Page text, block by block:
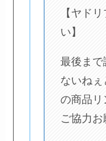
【ヤド
い】
最後まで
ないね
の商品リ
ご協力お